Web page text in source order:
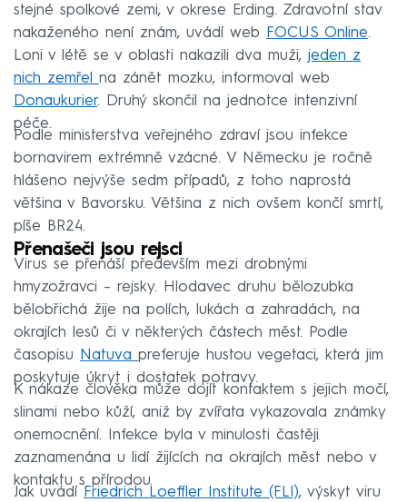
stejné spolkové zemi, v okrese Erding. Zdravotní stav
nakaženého není znám, uvádí web
FOCUS Online.
Loni v létě se v oblasti nakazili dva muži, jeden z
nich zemřel na zánět mozku, informoval web
Donaukurier. Druhý skončil na jednotce intenzivní
péče.
Podle ministerstva veřejného zdraví jsou infekce
bornavirem extrémně vzácné. V Německu je ročně
hlášeno nejvýše sedm případů, z toho naprostá
většina v Bavorsku. Většina z nich ovšem končí smrtí,
píše BR24.
Přenašeči jsou rejsci
Virus se přenáší především mezi drobnými
hmyzožravci – rejsky. Hlodavec druhu bělozubka
bělobřichá žije na polích, lukách a zahradách, na
okrajích lesů či v některých částech měst. Podle
časopisu
Natuva preferuje hustou vegetaci, která jim
poskytuje úkryt i dostatek potravy.
K nákaze člověka může dojít kontaktem s jejich močí,
slinami nebo kůží, aniž by zvířata vykazovala známky
onemocnění. Infekce byla v minulosti častěji
zaznamenána u lidí žijících na okrajích měst nebo v
kontaktu s přírodou.
Jak uvádí Friedrich Loeffler Institute (FLI), výskyt viru